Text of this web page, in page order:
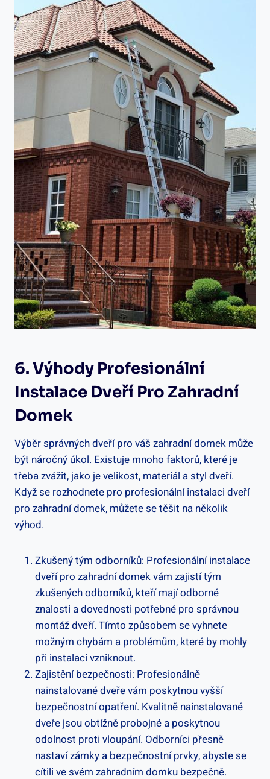
6. Výhody Profesionální
Instalace Dveří Pro Zahradní
Domek
Výběr správných dveří pro váš zahradní domek může
být náročný úkol. Existuje mnoho faktorů, které je
třeba zvážit, jako je velikost, materiál a styl dveří.
Když se rozhodnete pro profesionální instalaci dveří
pro zahradní domek, můžete se těšit na několik
výhod.
Zkušený tým odborníků: Profesionální instalace
dveří pro zahradní domek vám zajistí tým
zkušených odborníků, kteří mají odborné
znalosti a dovednosti potřebné pro správnou
montáž dveří. Tímto způsobem se vyhnete
možným chybám a problémům, které by mohly
při instalaci vzniknout.
Zajistění bezpečnosti: Profesionálně
nainstalované dveře vám poskytnou vyšší
bezpečnostní opatření. Kvalitně nainstalované
dveře jsou obtížně probojné a poskytnou
odolnost proti vloupání. Odborníci přesně
nastaví zámky a bezpečnostní prvky, abyste se
cítili ve svém zahradním domku bezpečně.